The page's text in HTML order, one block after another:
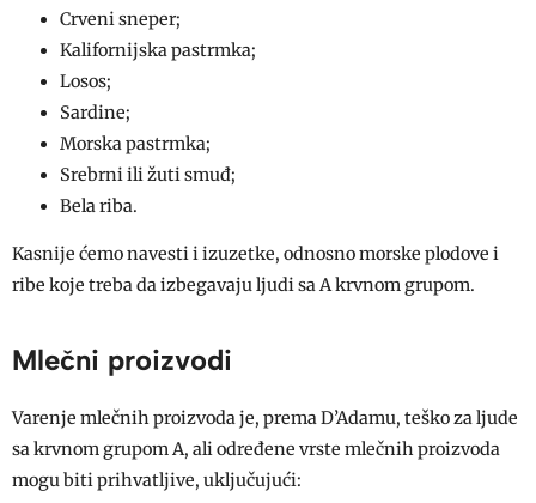
Crveni sneper;
Kalifornijska pastrmka;
Losos;
Sardine;
Morska pastrmka;
Srebrni ili žuti smuđ;
Bela riba.
Kasnije ćemo navesti i izuzetke, odnosno morske plodove i
ribe koje treba da izbegavaju ljudi sa A krvnom grupom.
Mlečni proizvodi
Varenje mlečnih proizvoda je, prema D’Adamu, teško za ljude
sa krvnom grupom A, ali određene vrste mlečnih proizvoda
mogu biti prihvatljive, uključujući: